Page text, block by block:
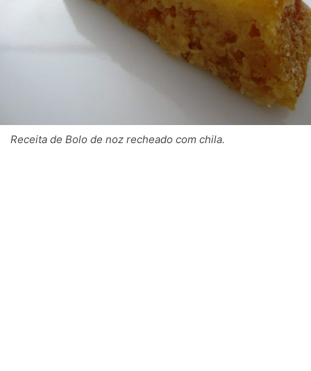
Receita de Bolo de noz recheado com chila.